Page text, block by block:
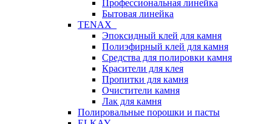
Профессиональная линейка
Бытовая линейка
TENAX
Эпоксидный клей для камня
Полиэфирный клей для камня
Средства для полировки камня
Красители для клея
Пропитки для камня
Очистители камня
Лак для камня
Полировальные порошки и пасты